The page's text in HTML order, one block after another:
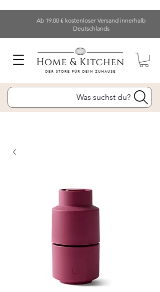
Ab 19.00 € kostenloser Versand innerhalb
Deutschlands
Was suchst du?